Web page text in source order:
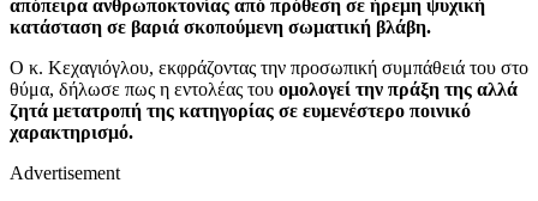
απόπειρα ανθρωποκτονίας από πρόθεση σε ήρεμη ψυχική
κατάσταση σε βαριά σκοπούμενη σωματική βλάβη.
Ο κ. Κεχαγιόγλου, εκφράζοντας την προσωπική συμπάθειά του στο
θύμα, δήλωσε πως η εντολέας του ομολογεί την πράξη της αλλά
ζητά μετατροπή της κατηγορίας σε ευμενέστερο ποινικό
χαρακτηρισμό.
Advertisement